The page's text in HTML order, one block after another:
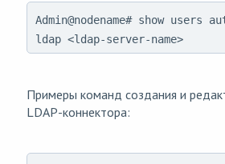
Admin@nodename# show users
ldap <ldap-server-name>
Примеры команд создания и
LDAP-коннектора: